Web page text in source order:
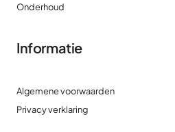
Onderhoud
Informatie
Algemene voorwaarden
Privacy verklaring